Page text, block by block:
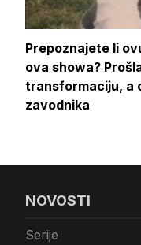
Prepoznajete li
ova showa?
transformaciju, a
zavodnika
NOVOSTI
Serije